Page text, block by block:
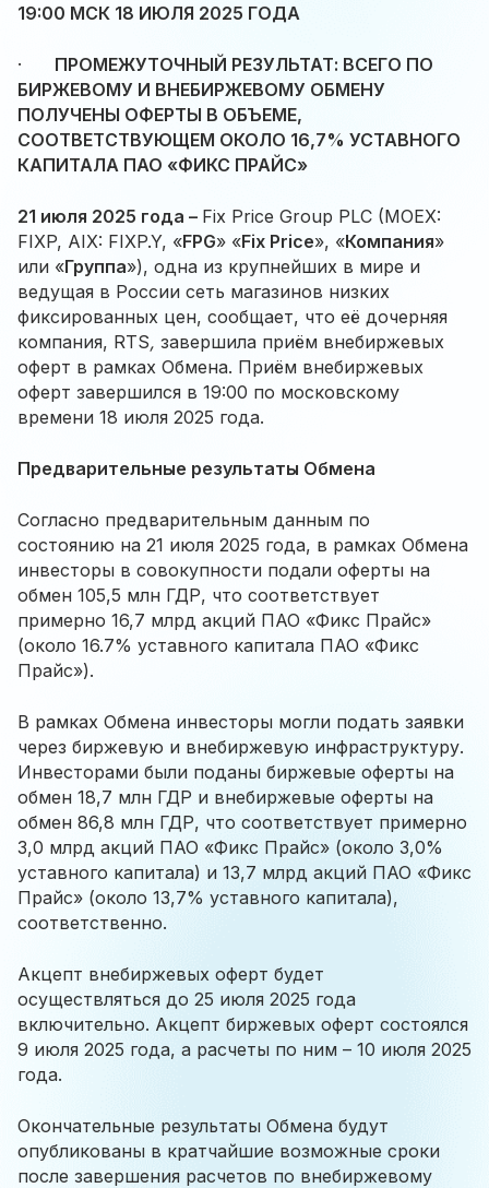
19:00 МСК 18 ИЮЛЯ 2025 ГОДА
· ПРОМЕЖУТОЧНЫЙ РЕЗУЛЬТАТ: ВСЕГО ПО
БИРЖЕВОМУ И ВНЕБИРЖЕВОМУ ОБМЕНУ
ПОЛУЧЕНЫ ОФЕРТЫ В ОБЪЕМЕ,
СООТВЕТСТВУЮЩЕМ ОКОЛО 16,7% УСТАВНОГО
КАПИТАЛА ПАО «ФИКС ПРАЙС»
21 июля 2025 года – Fix Price Group PLC (MOEX:
FIXP, AIX: FIXP.Y, «FPG» «Fix Price», «Компания»
или «Группа»), одна из крупнейших в мире и
ведущая в России сеть магазинов низких
фиксированных цен, сообщает, что её дочерняя
компания, RTS, завершила приём внебиржевых
оферт в рамках Обмена. Приём внебиржевых
оферт завершился в 19:00 по московскому
времени 18 июля 2025 года.
Предварительные результаты Обмена
Согласно предварительным данным по
состоянию на 21 июля 2025 года, в рамках Обмена
инвесторы в совокупности подали оферты на
обмен 105,5 млн ГДР, что соответствует
примерно 16,7 млрд акций ПАО «Фикс Прайс»
(около 16.7% уставного капитала ПАО «Фикс
Прайс»).
В рамках Обмена инвесторы могли подать заявки
через биржевую и внебиржевую инфраструктуру.
Инвесторами были поданы биржевые оферты на
обмен 18,7 млн ГДР и внебиржевые оферты на
обмен 86,8 млн ГДР, что соответствует примерно
3,0 млрд акций ПАО «Фикс Прайс» (около 3,0%
уставного капитала) и 13,7 млрд акций ПАО «Фикс
Прайс» (около 13,7% уставного капитала),
соответственно.
Акцепт внебиржевых оферт будет
осуществляться до 25 июля 2025 года
включительно. Акцепт биржевых оферт состоялся
9 июля 2025 года, а расчеты по ним – 10 июля 2025
года.
Окончательные результаты Обмена будут
опубликованы в кратчайшие возможные сроки
после завершения расчетов по внебиржевому